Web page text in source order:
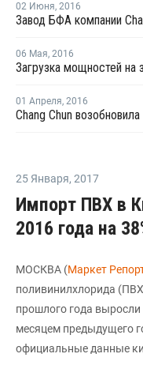
02 Июня, 2016
06 Мая, 2016
01 Апреля, 2016
Chang Chun
25 Января, 2017
Импорт ПВХ в
2016 года на
МОСКВА (Маркет
поливинилхлорида
прошлого года
месяцем предыдущего
официальные данные